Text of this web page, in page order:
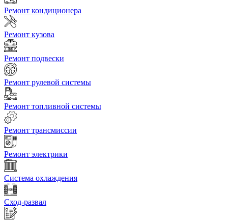
Ремонт кондиционера
Ремонт кузова
Ремонт подвески
Ремонт рулевой системы
Ремонт топливной системы
Ремонт трансмиссии
Ремонт электрики
Система охлаждения
Сход-развал